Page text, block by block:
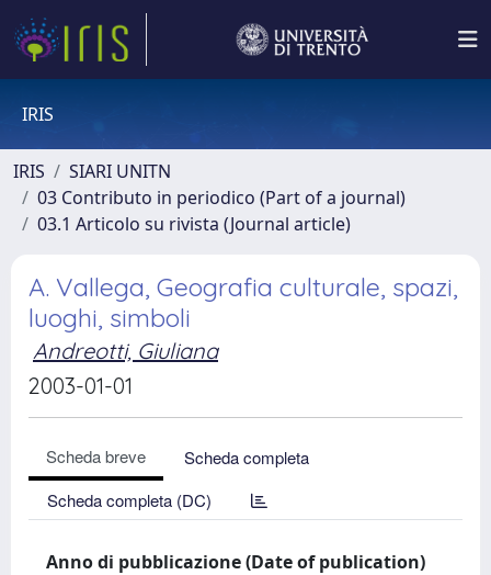
IRIS
IRIS
SIARI UNITN
03 Contributo in periodico (Part of a journal)
03.1 Articolo su rivista (Journal article)
A. Vallega, Geografia culturale, spazi,
luoghi, simboli
Andreotti, Giuliana
2003-01-01
Scheda breve
Scheda completa
Scheda completa (DC)
Anno di pubblicazione (Date of publication)